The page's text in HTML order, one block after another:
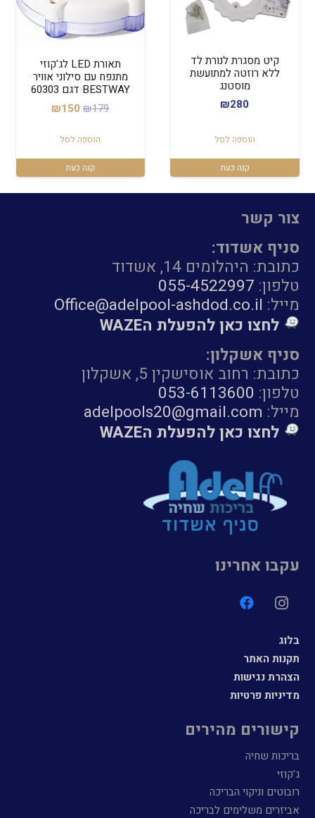
קיט מסגרת לנורת לד
ללא רוזטה למתועשת
מוסטנג
₪280
הוספה לסל
קנה כעת
תאורת LED לג'קוזי
מתנפח עם סילוני אוויר
BESTWAY דגם 60303
₪179
המחיר
היה:
₪179.
₪150
המחיר
₪150.
הוספה לסל
קנה כעת
צור קשר
סניף אשדוד:
כתובת: היהלומים 14, אשדוד
טלפון: 055-4522997
מייל: Office@adelpool-ashdod.co.il
לחצו כאן להפעלת הWAZE
סניף אשקלון:
כתובת: רחוב אוסישקין 5, אשקלון
טלפון: 053-6113600
מייל: adelpools20@gmail.com
לחצו כאן להפעלת הWAZE
עקבו אחרינו
בלוג
תקנות האתר
הצהרת נגישות
מדיניות פרטיות
קישורים מהירים
בריכות שחיה
ג'קוזי
רובוטים וניקוי הבריכה
אביזרים משלימים לבריכה